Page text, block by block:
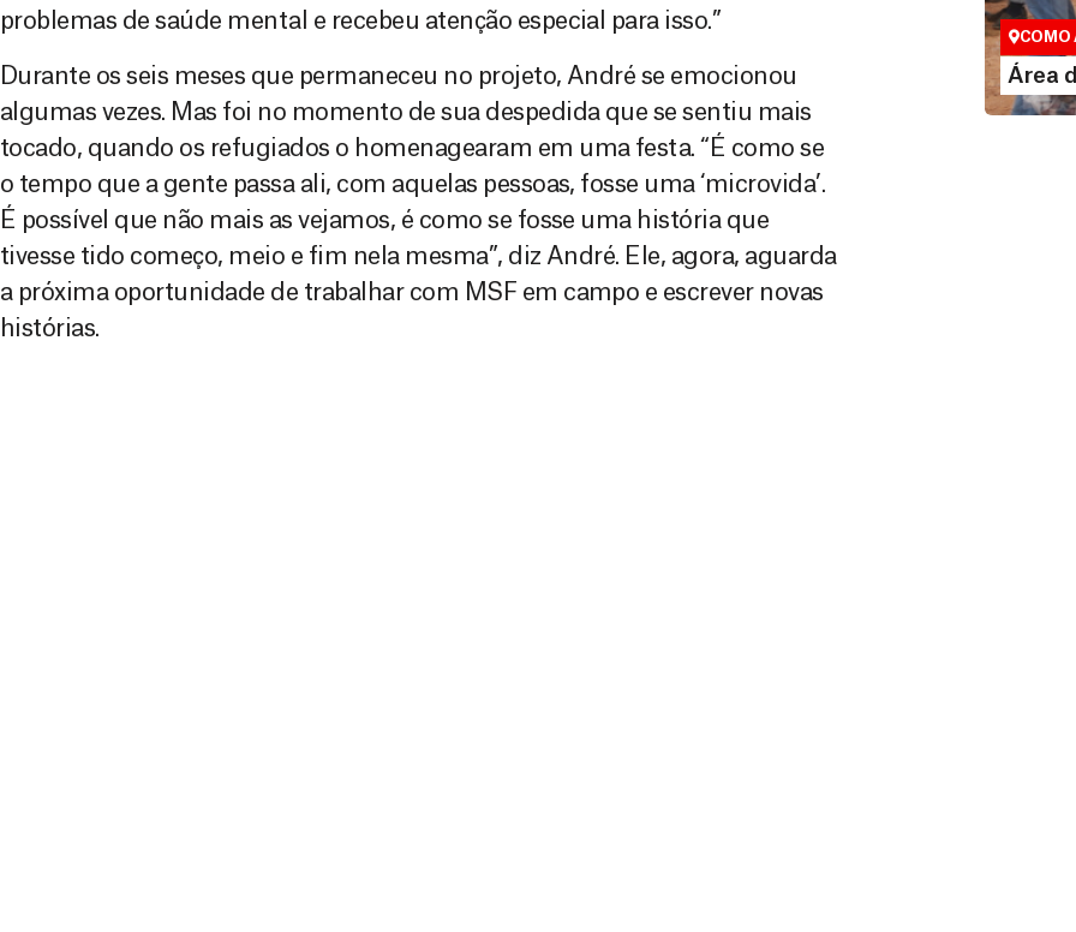
problemas de saúde mental e recebeu atenção especial para isso.”
Durante os seis meses que permaneceu no projeto, André se emocionou
algumas vezes. Mas foi no momento de sua despedida que se sentiu mais
tocado, quando os refugiados o homenagearam em uma festa. “É como se
o tempo que a gente passa ali, com aquelas pessoas, fosse uma ‘microvida’.
É possível que não mais as vejamos, é como se fosse uma história que
tivesse tido começo, meio e fim nela mesma”, diz André. Ele, agora, aguarda
a próxima oportunidade de trabalhar com MSF em campo e escrever novas
histórias.
Espaço
COMO
Área